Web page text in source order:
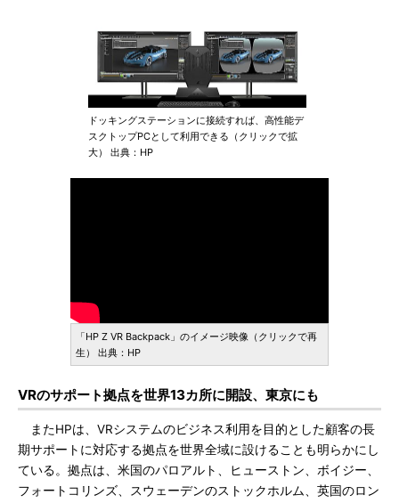
ドッキングステーションに接続すれば、高性能デ
スクトップPCとして利用できる（クリックで拡
大） 出典：HP
「HP Z VR Backpack」のイメージ映像（クリックで再
生） 出典：HP
VRのサポート拠点を世界13カ所に開設、東京にも
またHPは、VRシステムのビジネス利用を目的とした顧客の長
期サポートに対応する拠点を世界全域に設けることも明らかにし
ている。拠点は、米国のパロアルト、ヒューストン、ボイジー、
フォートコリンズ、スウェーデンのストックホルム、英国のロン